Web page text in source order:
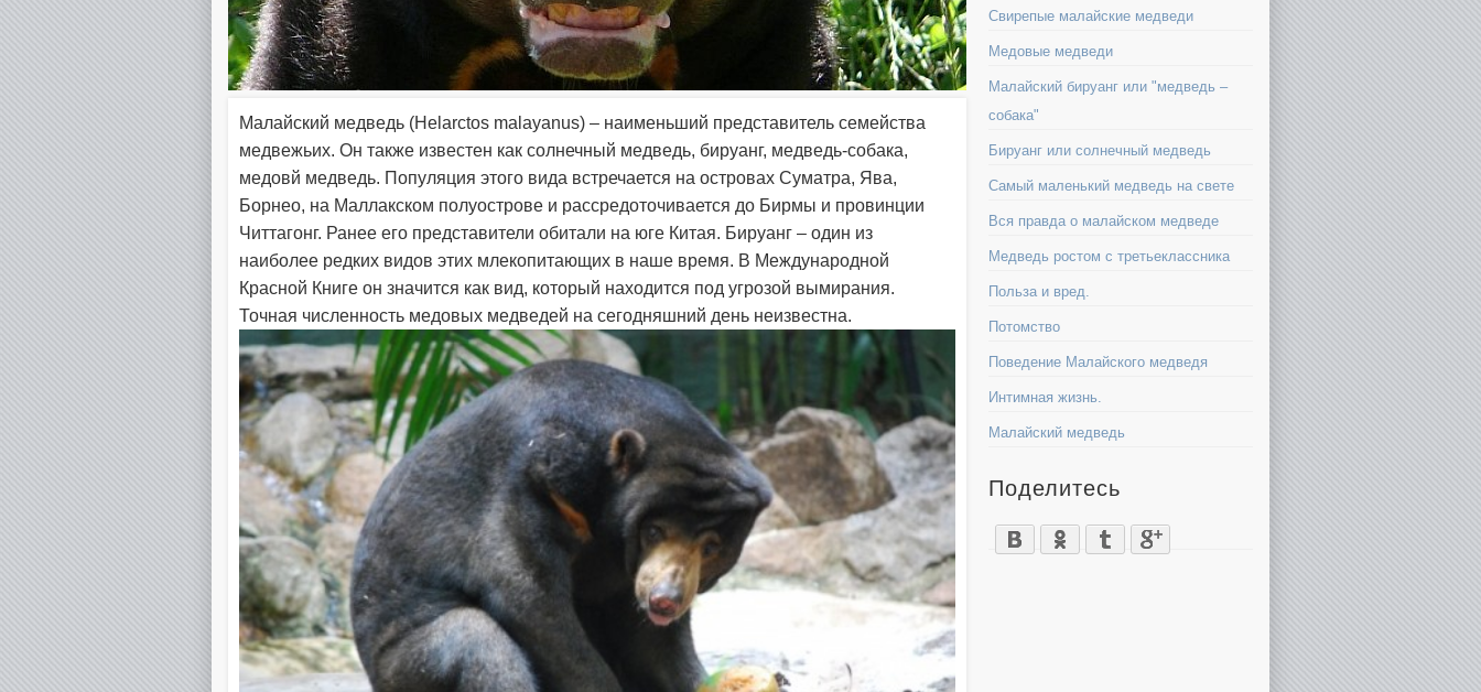
Малайский медведь (Helarctos malayanus) – наименьший представитель семейства
медвежьих. Он также известен как солнечный медведь, бируанг, медведь-собака,
медовй медведь. Популяция этого вида встречается на островах Суматра, Ява,
Борнео, на Маллакском полуострове и рассредоточивается до Бирмы и провинции
Читтагонг. Ранее его представители обитали на юге Китая. Бируанг – один из
наиболее редких видов этих млекопитающих в наше время. В Международной
Красной Книге он значится как вид, который находится под угрозой вымирания.
Точная численность медовых медведей на сегодняшний день неизвестна.
Свирепые малайские медведи
Медовые медведи
Малайский бируанг или "медведь –
собака"
Бируанг или солнечный медведь
Самый маленький медведь на свете
Вся правда о малайском медведе
Медведь ростом с третьеклассника
Польза и вред.
Потомство
Поведение Малайского медведя
Интимная жизнь.
Малайский медведь
Поделитесь